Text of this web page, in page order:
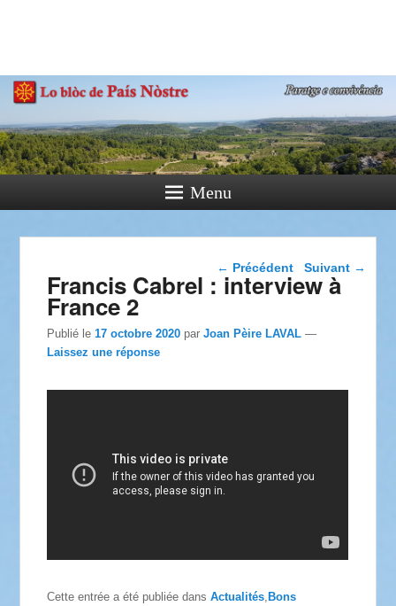
Paratge e Convivència
Menu
Navigation dans les
articles
← Précédent Suivant →
Francis Cabrel : interview à
France 2
Publié le17 octobre 2020 parJoan Pèire LAVAL —
Laissez une réponse
Cette entrée a été publiée dansActualités, Bons